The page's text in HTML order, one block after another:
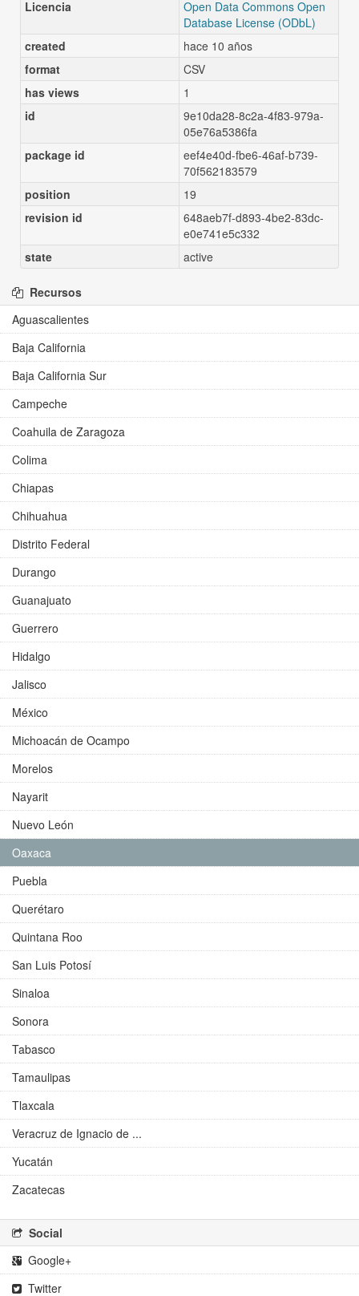
Licencia
Open Data Commons Open
Database License (ODbL)
created
hace 10 años
format
CSV
has views
1
id
9e10da28-8c2a-4f83-979a-
05e76a5386fa
package id
eef4e40d-fbe6-46af-b739-
70f562183579
position
19
revision id
648aeb7f-d893-4be2-83dc-
e0e741e5c332
state
active
Recursos
Aguascalientes
Baja California
Baja California Sur
Campeche
Coahuila de Zaragoza
Colima
Chiapas
Chihuahua
Distrito Federal
Durango
Guanajuato
Guerrero
Hidalgo
Jalisco
México
Michoacán de Ocampo
Morelos
Nayarit
Nuevo León
Oaxaca
Puebla
Querétaro
Quintana Roo
San Luis Potosí
Sinaloa
Sonora
Tabasco
Tamaulipas
Tlaxcala
Veracruz de Ignacio de ...
Yucatán
Zacatecas
Social
Google+
Twitter